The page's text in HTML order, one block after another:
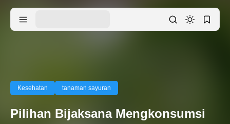
Kesehatan tanaman sayuran
Pilihan Bijaksana Mengkonsumsi